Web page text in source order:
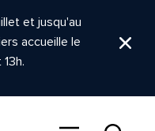
et jusqu'au
accueille le